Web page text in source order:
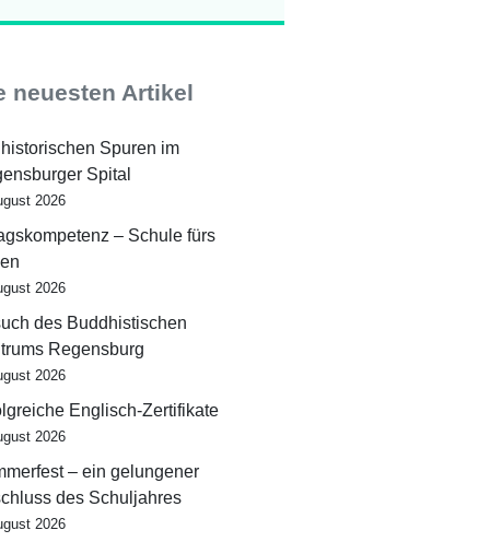
neuesten Artikel
Spuren im
Spital
2026
– Schule fürs
2026
des Buddhistischen
Regensburg
2026
Englisch-Zertifikate
2026
– ein gelungener
des Schuljahres
2026